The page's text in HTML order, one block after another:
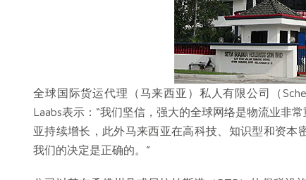
全球国际货运代理（马来西亚）私人有限公司（
Laabs表示：“我们坚信，强大的全球网络是物流业非
亚持续增长，此外马来西亚在高科技、知识型和资
我们的决定是正确的。”